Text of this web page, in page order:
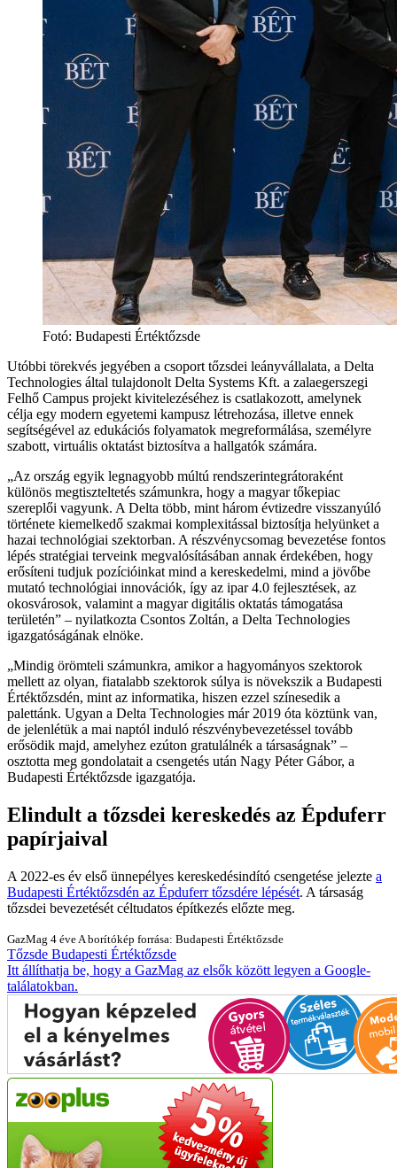
Fotó: Budapesti Értéktőzsde
Utóbbi törekvés jegyében a csoport tőzsdei leányvállalata, a Delta
Technologies által tulajdonolt Delta Systems Kft. a zalaegerszegi
Felhő Campus projekt kivitelezéséhez is csatlakozott, amelynek
célja egy modern egyetemi kampusz létrehozása, illetve ennek
segítségével az edukációs folyamatok megreformálása, személyre
szabott, virtuális oktatást biztosítva a hallgatók számára.
Az ország egyik legnagyobb múltú rendszerintegrátoraként
különös megtiszteltetés számunkra, hogy a magyar tőkepiac
szereplői vagyunk. A Delta több, mint három évtizedre visszanyúló
története kiemelkedő szakmai komplexitással biztosítja helyünket a
hazai technológiai szektorban. A részvénycsomag bevezetése fontos
lépés stratégiai terveink megvalósításában annak érdekében, hogy
erősíteni tudjuk pozícióinkat mind a kereskedelmi, mind a jövőbe
mutató technológiai innovációk, így az ipar 4.0 fejlesztések, az
okosvárosok, valamint a magyar digitális oktatás támogatása
területén
– nyilatkozta Csontos Zoltán, a Delta Technologies
igazgatóságának elnöke.
Mindig örömteli számunkra, amikor a hagyományos szektorok
mellett az olyan, fiatalabb szektorok súlya is növekszik a Budapesti
Értéktőzsdén, mint az informatika, hiszen ezzel színesedik a
palettánk. Ugyan a Delta Technologies már 2019 óta köztünk van,
de jelenlétük a mai naptól induló részvénybevezetéssel tovább
erősödik majd, amelyhez ezúton gratulálnék a társaságnak
–
osztotta meg gondolatait a csengetés után Nagy Péter Gábor, a
Budapesti Értéktőzsde igazgatója.
Elindult a tőzsdei kereskedés az Épduferr
papírjaival
A 2022-es év első ünnepélyes kereskedésindító csengetése jelezte a
Budapesti Értéktőzsdén az Épduferr tőzsdére lépését. A társaság
tőzsdei bevezetését céltudatos építkezés előzte meg.
GazMag 4 éve A borítókép forrása: Budapesti Értéktőzsde
Tőzsde Budapesti Értéktőzsde
Itt állíthatja be, hogy a GazMag az elsők között legyen a Google-
találatokban.